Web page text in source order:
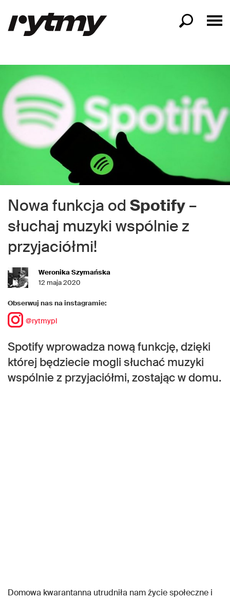
Nowa funkcja od Spotify –
słuchaj muzyki wspólnie z
przyjaciółmi!
Weronika Szymańska
12 maja 2020
Obserwuj nas na instagramie:
@rytmypl
Spotify wprowadza nową funkcję, dzięki
której będziecie mogli słuchać muzyki
wspólnie z przyjaciółmi, zostając w domu.
Domowa kwarantanna utrudniła nam życie społeczne i